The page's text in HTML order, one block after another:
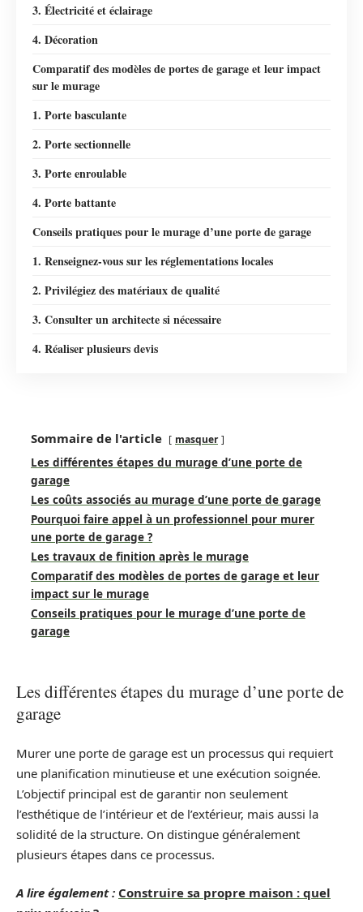
3. Électricité et éclairage
4. Décoration
Comparatif des modèles de portes de garage et leur impact
sur le murage
1. Porte basculante
2. Porte sectionnelle
3. Porte enroulable
4. Porte battante
Conseils pratiques pour le murage d’une porte de garage
1. Renseignez-vous sur les réglementations locales
2. Privilégiez des matériaux de qualité
3. Consulter un architecte si nécessaire
4. Réaliser plusieurs devis
Sommaire de l'article masquer
Les différentes étapes du murage d’une porte de
garage
Les coûts associés au murage d’une porte de garage
Pourquoi faire appel à un professionnel pour murer
une porte de garage ?
Les travaux de finition après le murage
Comparatif des modèles de portes de garage et leur
impact sur le murage
Conseils pratiques pour le murage d’une porte de
garage
Les différentes étapes du murage d’une porte de
garage
Murer une porte de garage est un processus qui requiert
une planification minutieuse et une exécution soignée.
L’objectif principal est de garantir non seulement
l’esthétique de l’intérieur et de l’extérieur, mais aussi la
solidité de la structure. On distingue généralement
plusieurs étapes dans ce processus.
A lire également : Construire sa propre maison : quel